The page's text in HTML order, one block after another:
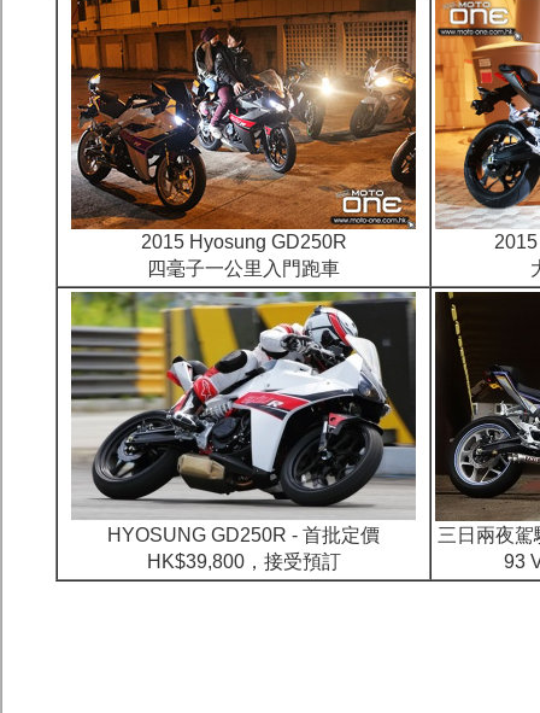
2015 Hyosung GD250R
四毫子一公里入門跑車
HYOSUNG GD250R - 首批定價
HK$39,800，接受預訂
三日兩夜
93